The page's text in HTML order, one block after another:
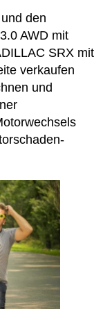
den
AWD mit
SRX mit
verkaufen
und